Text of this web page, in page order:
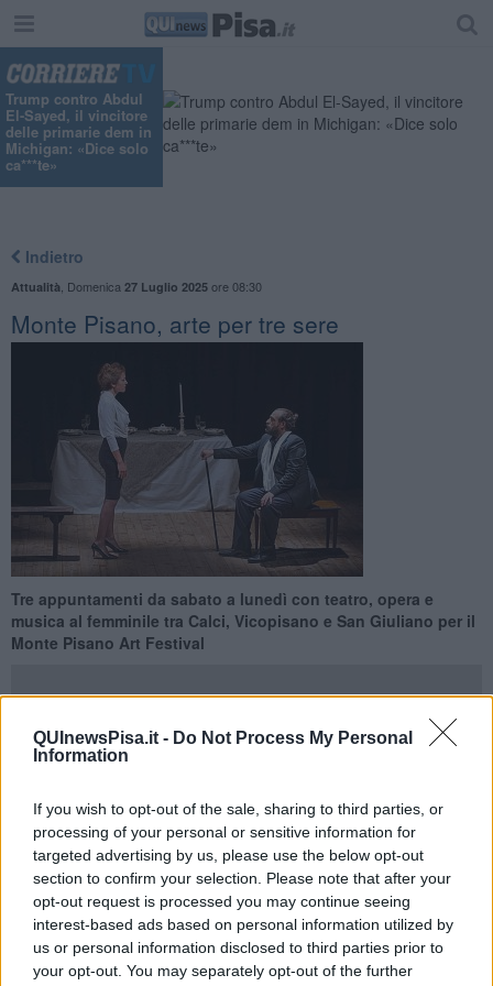
QUInewsPisa.it - Do Not Process My Personal
Information
If you wish to opt-out of the sale, sharing to third parties, or
processing of your personal or sensitive information for
targeted advertising by us, please use the below opt-out
section to confirm your selection. Please note that after your
opt-out request is processed you may continue seeing
interest-based ads based on personal information utilized by
us or personal information disclosed to third parties prior to
your opt-out. You may separately opt-out of the further
Trump contro Abdul
El-Sayed, il vincitore
delle primarie dem in
Michigan: «Dice solo
ca***te»
Indietro
Attualità Domenica 27 Luglio 2025ore 08:30
Monte Pisano, arte per tre sere
Tre appuntamenti da sabato a lunedì con teatro, opera e
musica al femminile tra Calci, Vicopisano e San Giuliano per il
Monte Pisano Art Festival
Pisano Art Festival 2025, che nel fine settimana porterà teatro,
opera e musica in tre location simboliche del territorio.Si comincia
oggi, sabato 26 Luglio alle 21.30nel cortile della Certosa di
Calci, dove andrà in scena “Mia mamma è una marchesa”,
monologo scritto e interpretato da Ippolita Baldini. Lo spettacolo,
prodotto dal Teatro della Cooperativa, racconta con ironia le
avventure di Roberta, una donna in cerca di sé tra New York, storie
d’amore e una madre ingombrante che le fa da spalla comica.